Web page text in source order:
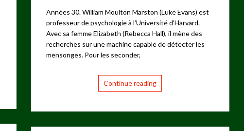
Années 30. William Moulton Marston (Luke Evans) est
professeur de psychologie à l’Université d’Harvard.
Avec sa femme Elizabeth (Rebecca Hall), il mène des
recherches sur une machine capable de détecter les
mensonges. Pour les seconder,
Continue reading